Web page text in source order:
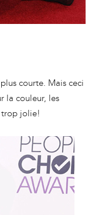
courte. Mais ceci
la couleur, les
trop jolie!